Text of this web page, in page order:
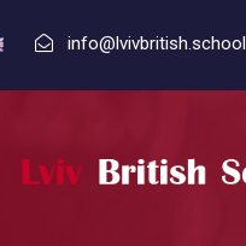
info@lvivbritish.school